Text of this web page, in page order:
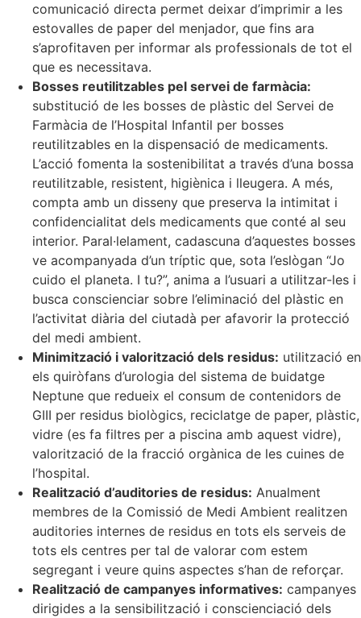
comunicació directa permet deixar d’imprimir a les
estovalles de paper del menjador, que fins ara
s’aprofitaven per informar als professionals de tot el
que es necessitava.
Bosses reutilitzables pel servei de farmàcia:
substitució de les bosses de plàstic del Servei de
Farmàcia de l’Hospital Infantil per bosses
reutilitzables en la dispensació de medicaments.
L’acció fomenta la sostenibilitat a través d’una bossa
reutilitzable, resistent, higiènica i lleugera. A més,
compta amb un disseny que preserva la intimitat i
confidencialitat dels medicaments que conté al seu
interior. Paral·lelament, cadascuna d’aquestes bosses
ve acompanyada d’un tríptic que, sota l’eslògan “Jo
cuido el planeta. I tu?”, anima a l’usuari a utilitzar-les i
busca conscienciar sobre l’eliminació del plàstic en
l’activitat diària del ciutadà per afavorir la protecció
del medi ambient.
Minimització i valorització dels residus: utilització en
els quiròfans d’urologia del sistema de buidatge
Neptune que redueix el consum de contenidors de
GIII per residus biològics, reciclatge de paper, plàstic,
vidre (es fa filtres per a piscina amb aquest vidre),
valorització de la fracció orgànica de les cuines de
l’hospital.
Realització d’auditories de residus: Anualment
membres de la Comissió de Medi Ambient realitzen
auditories internes de residus en tots els serveis de
tots els centres per tal de valorar com estem
segregant i veure quins aspectes s’han de reforçar.
Realització de campanyes informatives: campanyes
dirigides a la sensibilització i conscienciació dels